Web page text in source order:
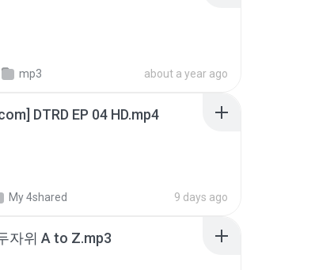
mp3 about a year ago
DTRD EP 04 HD.mp4
My 4shared 9 days ago
자위 A to Z.mp3